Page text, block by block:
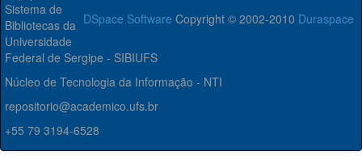
DSpace Software Copyright © 2002-2010 Duraspace
Sistema de
Bibliotecas da
Universidade
Federal de Sergipe - SIBIUFS
Núcleo de Tecnologia da Informação - NTI
repositorio@academico.ufs.br
+55 79 3194-6528